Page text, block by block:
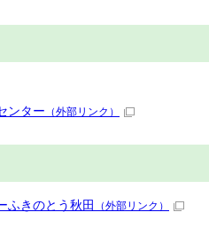
ンター （外部リンク）
ふきのとう秋田 （外部リンク）